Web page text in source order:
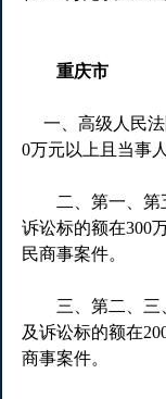
重庆市
一、高级人民法
0万元以上且当事
二、第一、第
诉讼标的额在300
民商事案件。
三、第二、三
及诉讼标的额在
商事案件。